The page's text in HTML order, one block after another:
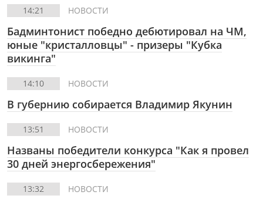
14:21 НОВОСТИ
Бадминтонист победно дебютировал на ЧМ,
юные "кристалловцы" - призеры "Кубка
викинга"
14:10 НОВОСТИ
В губернию собирается Владимир Якунин
13:51 НОВОСТИ
Названы победители конкурса "Как я провел
30 дней энергосбережения"
13:32 НОВОСТИ